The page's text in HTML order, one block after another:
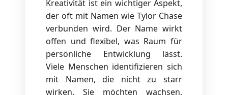
Kreativität ist ein wichtiger Aspekt,
der oft mit Namen wie Tylor Chase
verbunden wird. Der Name wirkt
offen und flexibel, was Raum für
persönliche Entwicklung lässt.
Viele Menschen identifizieren sich
mit Namen, die nicht zu starr
wirken. Sie möchten wachsen,